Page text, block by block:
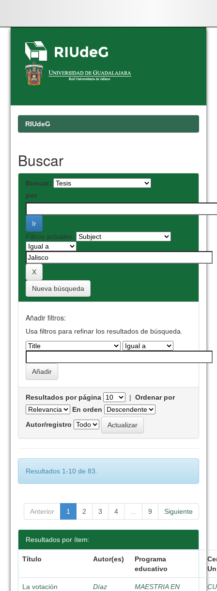
Skip
navigation
RIUdeG
Buscar
Buscar:
por
Filtros actuales:
Nueva búsqueda
Añadir filtros:
Usa filtros para refinar los resultados de búsqueda.
Resultados por página |Ordenar por
En orden
Autor/registro
Resultados 1-10 de 83.
Anterior 1 2 3 4 9 Siguiente
Resultados por ítem:
Título Autor(es)
Programa
educativo
La votación
Díaz
MAESTRIA EN